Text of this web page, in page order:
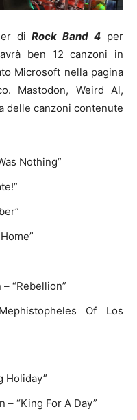
diRock Band 4 per
ben 12 canzoni in
Microsoft nella pagina
Mastodon, Weird Al,
delle canzoni contenute
Nothing”
“Rebellion”
Of Los
Holiday”
– “King For A Day”